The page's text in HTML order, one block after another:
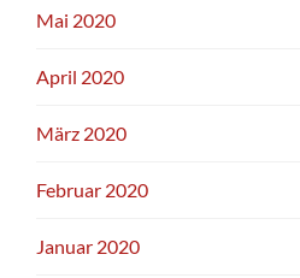
Mai 2020
April 2020
März 2020
Februar 2020
Januar 2020